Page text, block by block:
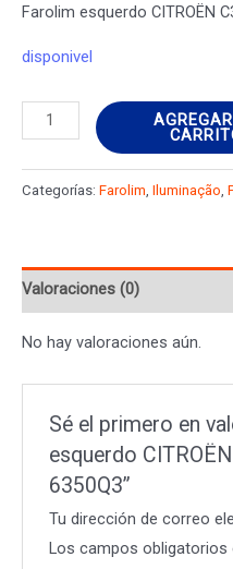
Farolim esquerdo CITROËN
disponivel
Farolim
esquerdo
CITROËN
FN_)
i
6350Q3
Categorías: Farolim Iluminação
Valoraciones (0)
No hay valoraciones aún.
Sé el primero en
esquerdo
6350Q3”
Tu dirección de correo
Los campos